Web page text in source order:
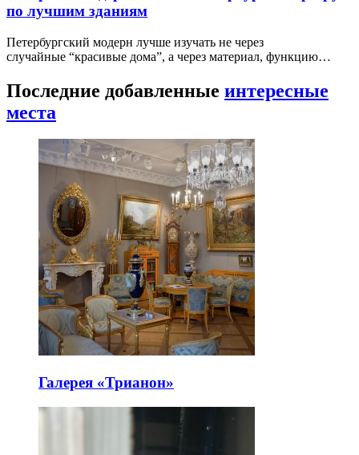
по лучшим зданиям
Петербургский модерн лучше изучать не через
случайные “красивые дома”, а через материал, функцию…
Последние добавленные интересные
места
Галерея «Трианон»